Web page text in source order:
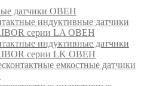
датчики ОВЕН
индуктивные датчики
серии LA ОВЕН
индуктивные датчики
серии LK ОВЕН
емкостные датчики